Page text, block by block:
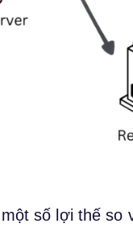
số lợi thế so